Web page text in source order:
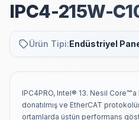
IPC4-215W-
Ürün Tipi:Endüstriyel
IPC4PRO, Intel® 13. Nesil
donatılmış ve EtherCAT
ortamlarda üstün performans